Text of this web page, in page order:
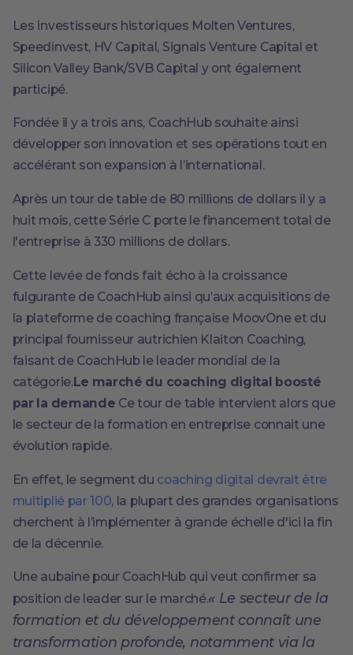
Les investisseurs historiques Molten Ventures,
Speedinvest, HV Capital, Signals Venture Capital et
Silicon Valley Bank/SVB Capital y ont également
participé.
Fondée il y a trois ans, CoachHub souhaite ainsi
développer son innovation et ses opérations tout en
accélérant son expansion à l’international.
Après un tour de table de 80 millions de dollars il y a
huit mois, cette Série C porte le financement total de
l'entreprise à 330 millions de dollars.
Cette levée de fonds fait écho à la croissance
fulgurante de CoachHub ainsi qu’aux acquisitions de
la plateforme de coaching française MoovOne et du
principal fournisseur autrichien Klaiton Coaching,
faisant de CoachHub le leader mondial de la
catégorie.Le marché du coaching digital boosté
par la demande Ce tour de table intervient alors que
le secteur de la formation en entreprise connait une
évolution rapide.
En effet, le segment du coaching digital devrait être
multiplié par 100, la plupart des grandes organisations
cherchent à l’implémenter à grande échelle d'ici la fin
de la décennie.
Une aubaine pour CoachHub qui veut confirmer sa
position de leader sur le marché.« Le secteur de la
formation et du développement connaît une
transformation profonde, notamment via la